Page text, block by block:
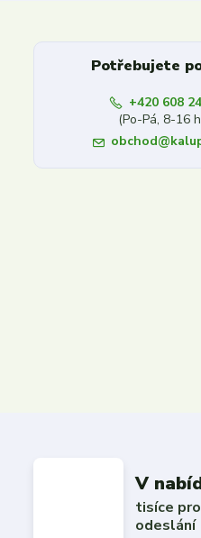
Potřebujete
+420 608
(Po-Pá, 8-16
V
tisíce
odeslání